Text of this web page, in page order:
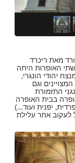
אביר הורד מאת ריכרד
האופרות היתה
יהודי הונגרי,
וגם
התזמורת
בבית האופרה
יפנית ועוד...)
אחר עלילת